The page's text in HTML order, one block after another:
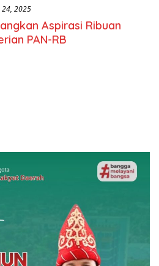
24, 2025
Aspirasi Ribuan
PAN-RB